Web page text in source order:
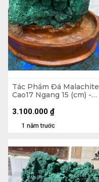
Tác Phẩm Đá Malachite
Cao17 Ngang 15 (cm) -
1 năm trước
3.100.000 ₫